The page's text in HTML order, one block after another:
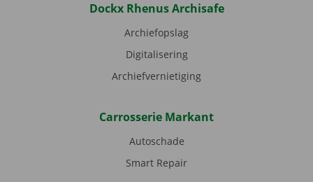
Dockx Rhenus Archisafe
Archiefopslag
Digitalisering
Archiefvernietiging
Carrosserie Markant
Autoschade
Smart Repair